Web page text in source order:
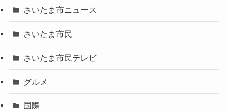
さいたま市ニュース
さいたま市民
さいたま市民テレビ
グルメ
国際